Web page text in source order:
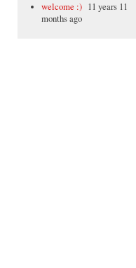
welcome :) 11 years 11
months ago